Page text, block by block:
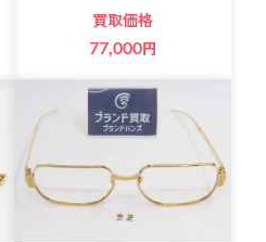
買取価格
77,000円